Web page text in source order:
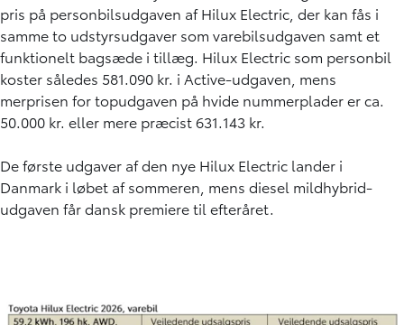
pris på personbilsudgaven af Hilux Electric, der kan fås i
samme to udstyrsudgaver som varebilsudgaven samt et
funktionelt bagsæde i tillæg. Hilux Electric som personbil
koster således 581.090 kr. i Active-udgaven, mens
merprisen for topudgaven på hvide nummerplader er ca.
50.000 kr. eller mere præcist 631.143 kr.
De første udgaver af den nye Hilux Electric lander i
Danmark i løbet af sommeren, mens diesel mildhybrid-
udgaven får dansk premiere til efteråret.